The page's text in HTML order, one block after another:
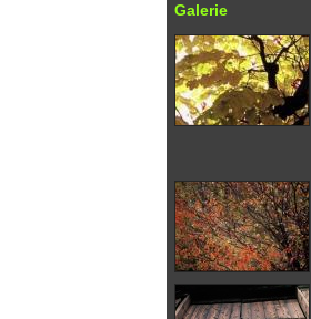
Galerie